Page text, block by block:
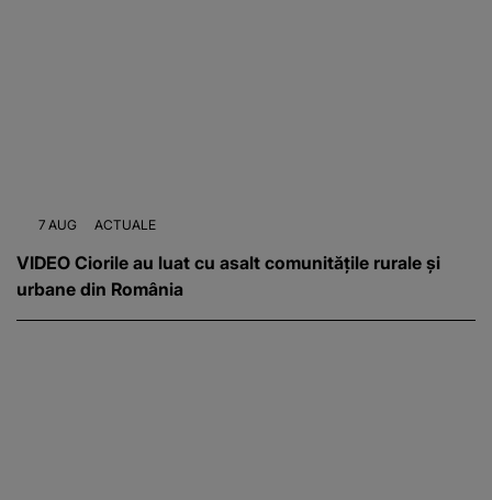
7 AUG ACTUALE
VIDEO Ciorile au luat cu asalt comunitățile rurale și
urbane din România